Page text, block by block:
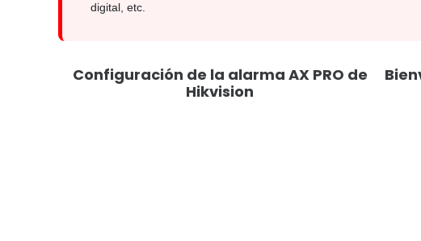
digital, etc.
Configuración de la alarma AX PRO de
Hikvision